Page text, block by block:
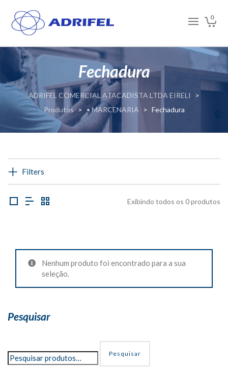
0
Fechadura
ADRIFEL COMERCIAL ATACADISTA LTDA EIRELI
>
Produtos > • MARCENARIA > Fechadura
Filters
Exibindo todos os 0 produtos
Nenhum produto foi encontrado para a sua
seleção.
Pesquisar
Pesquisar